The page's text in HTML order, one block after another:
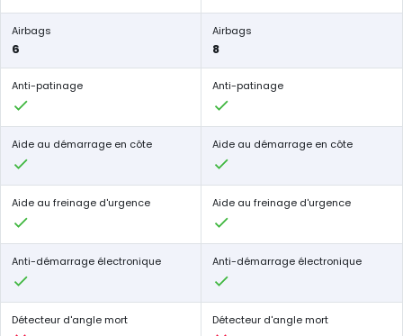
Airbags
6
Airbags
8
Anti-patinage Anti-patinage
Aide au démarrage en côte Aide au démarrage en côte
Aide au freinage d'urgence Aide au freinage d'urgence
Anti-démarrage électronique Anti-démarrage électronique
Détecteur d'angle mort Détecteur d'angle mort